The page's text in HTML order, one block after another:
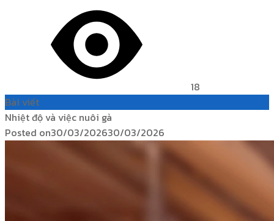
18
Bài viết
Nhiệt độ và việc nuôi gà
Posted on30/03/202630/03/2026